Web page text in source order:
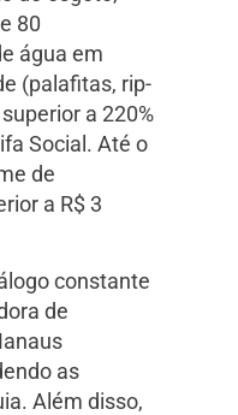
80
água em
(palafitas, rip-
a 220%
Social. Até o
de
a R$ 3
constante
de
as
Além disso,